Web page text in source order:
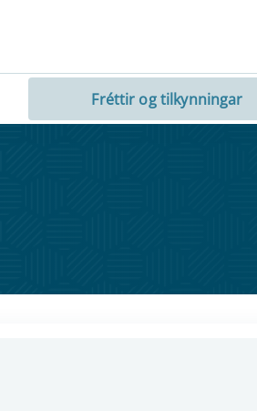
Fréttir og tilkynningar